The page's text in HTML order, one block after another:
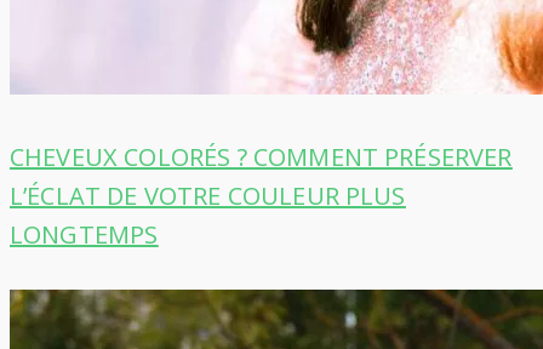
CHEVEUX COLORÉS ? COMMENT PRÉSERVER
L’ÉCLAT DE VOTRE COULEUR PLUS
LONGTEMPS